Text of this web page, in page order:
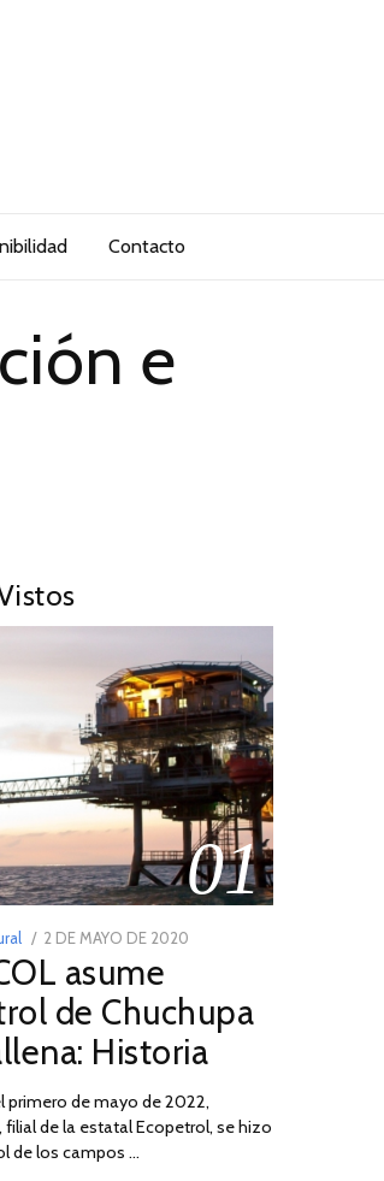
Contacto
e
01
POSTED
ON
2 DE MAYO DE 2020
DE
2026
asume
de Chuchupa
Historia
primero de mayo de 2022,
filial de la estatal Ecopetrol, se hizo
de los campos …